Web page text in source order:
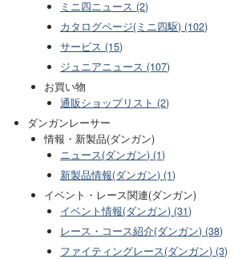
ミニ四ニュース (2)
カタログページ(ミニ四駆) (102)
サービス (15)
ジュニアニュース (107)
お買い物
通販ショップリスト (2)
ダンガンレーサー
情報・新製品(ダンガン)
ニュース(ダンガン) (1)
新製品情報(ダンガン) (1)
イベント・レース関連(ダンガン)
イベント情報(ダンガン) (31)
レース・コース紹介(ダンガン) (38)
ファイティングレース(ダンガン) (3)